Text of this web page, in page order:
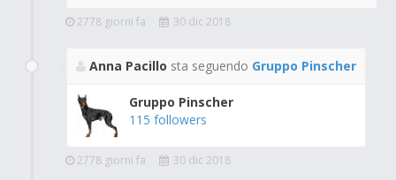
2778 giorni fa 30 dic 2018
Anna Pacillo sta seguendo Gruppo Pinscher
Gruppo Pinscher
115 followers
2778 giorni fa 30 dic 2018